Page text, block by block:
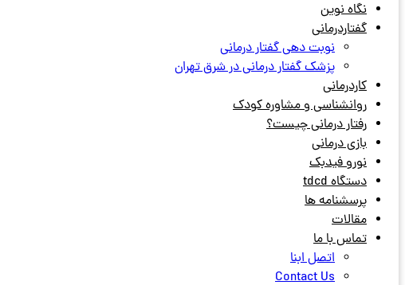
نگاه نوین
گفتاردرمانی
نوبت دهی گفتار درمانی
پزشک گفتار درمانی در شرق تهران
کاردرمانی
روانشناسی و مشاوره کودک
رفتار درمانی چیست؟
بازی درمانی
نورو فیدبک
دستگاه tdcd
پرسشنامه ها
مقالات
تماس با ما
اتصل ابنا
Contact Us